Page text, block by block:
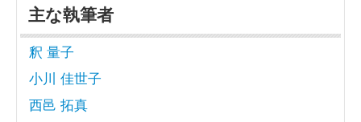
主な執筆者
釈 量子
小川 佳世子
西邑 拓真